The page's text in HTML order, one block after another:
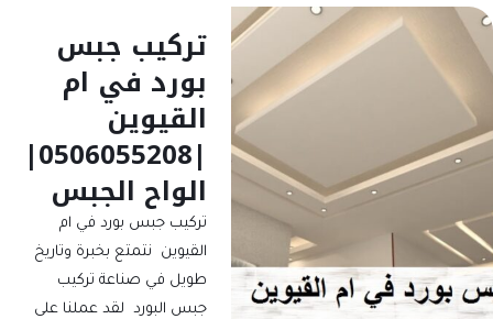
تركيب جبس
بورد في ام
القيوين
|0506055208|
الواح الجبس
تركيب جبس بورد في ام
القيوين نتمتع بخبرة وتاريخ
طويل في صناعة تركيب
جبس البورد لقد عملنا على